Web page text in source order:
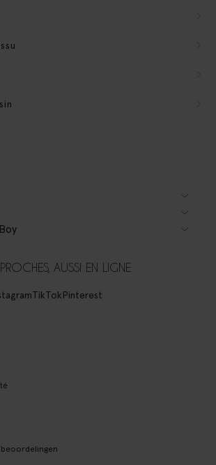
PROCHES, AUSSI EN LIGNE
TikTokPinterest
beoordelingen